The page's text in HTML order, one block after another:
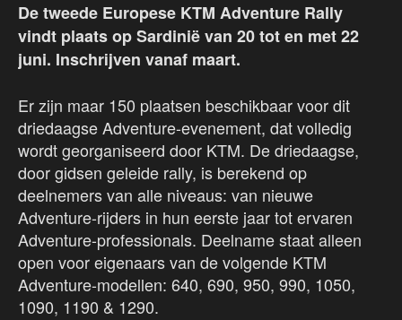
​De tweede Europese KTM Adventure Rally
vindt plaats op Sardinië van 20 tot en met 22
juni. Inschrijven vanaf maart.
Er zijn maar 150 plaatsen beschikbaar voor dit
driedaagse Adventure-evenement, dat volledig
wordt georganiseerd door KTM. De driedaagse,
door gidsen geleide rally, is berekend op
deelnemers van alle niveaus: van nieuwe
Adventure-rijders in hun eerste jaar tot ervaren
Adventure-professionals. Deelname staat alleen
open voor eigenaars van de volgende KTM
Adventure-modellen: 640, 690, 950, 990, 1050,
1090, 1190 & 1290.